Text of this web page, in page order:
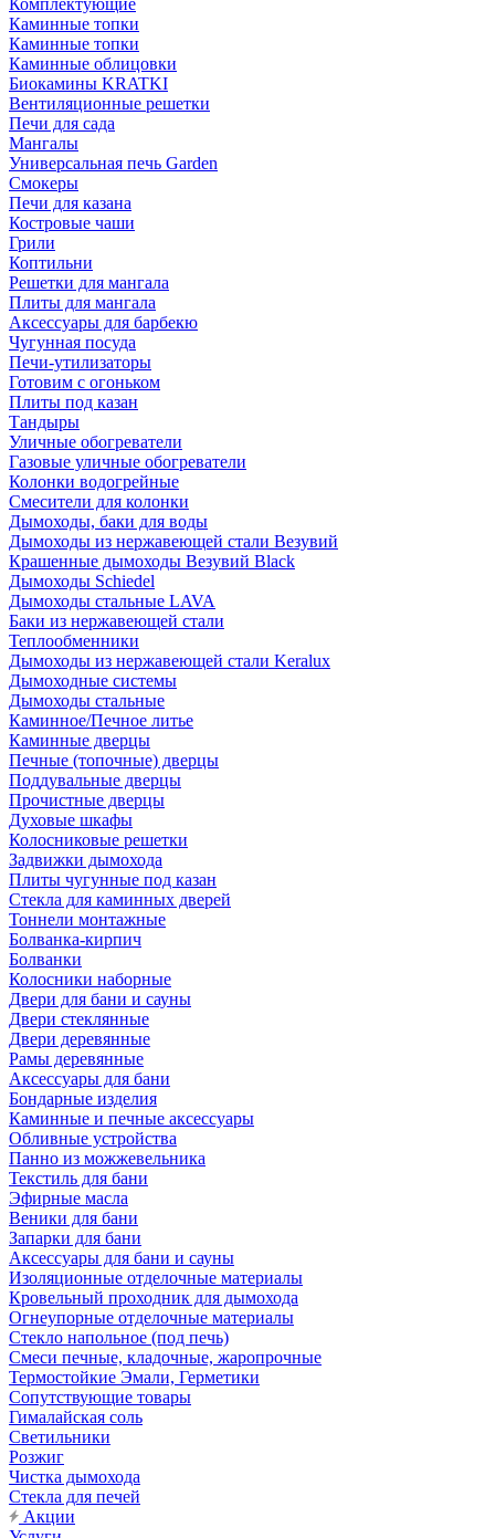
Комплектующие
Каминные топки
Каминные топки
Каминные облицовки
Биокамины KRATKI
Вентиляционные решетки
Печи для сада
Мангалы
Универсальная печь Garden
Смокеры
Печи для казана
Костровые чаши
Грили
Коптильни
Решетки для мангала
Плиты для мангала
Аксессуары для барбекю
Чугунная посуда
Печи-утилизаторы
Готовим с огоньком
Плиты под казан
Тандыры
Уличные обогреватели
Газовые уличные обогреватели
Колонки водогрейные
Смесители для колонки
Дымоходы, баки для воды
Дымоходы из нержавеющей стали Везувий
Крашенные дымоходы Везувий Black
Дымоходы Schiedel
Дымоходы стальные LAVA
Баки из нержавеющей стали
Теплообменники
Дымоходы из нержавеющей стали Keralux
Дымоходные системы
Дымоходы стальные
Каминное/Печное литье
Каминные дверцы
Печные (топочные) дверцы
Поддувальные дверцы
Прочистные дверцы
Духовые шкафы
Колосниковые решетки
Задвижки дымохода
Плиты чугунные под казан
Стекла для каминных дверей
Тоннели монтажные
Болванка-кирпич
Болванки
Колосники наборные
Двери для бани и сауны
Двери стеклянные
Двери деревянные
Рамы деревянные
Аксессуары для бани
Бондарные изделия
Каминные и печные аксессуары
Обливные устройства
Панно из можжевельника
Текстиль для бани
Эфирные масла
Веники для бани
Запарки для бани
Аксессуары для бани и сауны
Изоляционные отделочные материалы
Кровельный проходник для дымохода
Огнеупорные отделочные материалы
Стекло напольное (под печь)
Смеси печные, кладочные, жаропрочные
Термостойкие Эмали, Герметики
Сопутствующие товары
Гималайская соль
Светильники
Розжиг
Чистка дымохода
Стекла для печей
Акции